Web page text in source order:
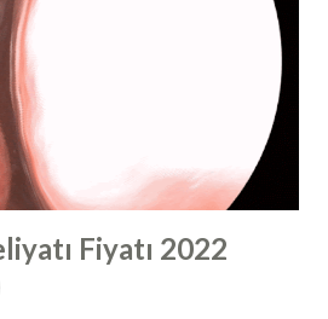
kelimesi, vücut geliştiricilerinde
kullanılan bir hormondur ve
oluşturmak için kullanılan, anabolik
bir steroid tipini ifade eder.
sonrasında " buru...
Fiyatı 2022